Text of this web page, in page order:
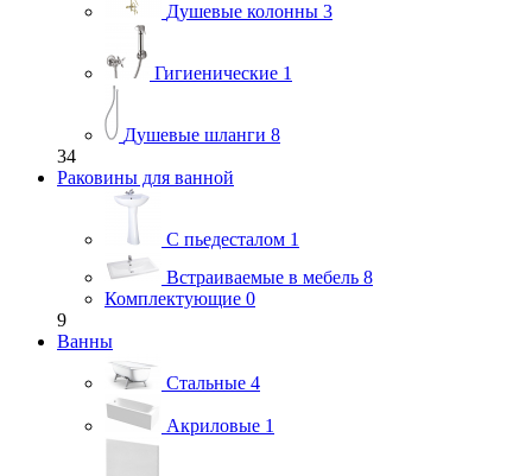
Душевые колонны 3
Гигиенические 1
Душевые шланги 8
34
Раковины для ванной
С пьедесталом 1
Встраиваемые в мебель 8
Комплектующие 0
9
Ванны
Стальные 4
Акриловые 1